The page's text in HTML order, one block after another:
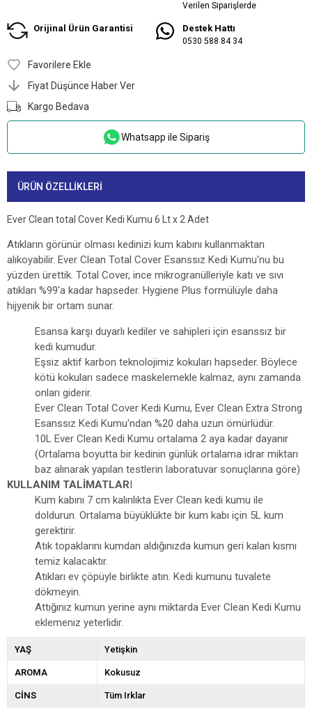
Verilen Siparişlerde
Orijinal Ürün Garantisi Destek Hattı
0530 588 84 34
Favorilere Ekle
Fiyat Düşünce Haber Ver
Kargo Bedava
Whatsapp ile Sipariş
ÜRÜN ÖZELLIKLERI
Ever Clean total Cover Kedi Kumu 6 Lt x 2 Adet
Atıkların görünür olması kedinizi kum kabını kullanmaktan
alıkoyabilir. Ever Clean Total Cover Esanssız Kedi Kumu'nu bu
yüzden ürettik. Total Cover, ince mikrogranülleriyle katı ve sıvı
atıkları %99'a kadar hapseder. Hygiene Plus formülüyle daha
hijyenik bir ortam sunar.
Esansa karşı duyarlı kediler ve sahipleri için esanssız bir
kedi kumudur.
Eşsiz aktif karbon teknolojimiz kokuları hapseder. Böylece
kötü kokuları sadece maskelemekle kalmaz, aynı zamanda
onları giderir.
Ever Clean Total Cover Kedi Kumu, Ever Clean Extra Strong
Esanssız Kedi Kumu'ndan %20 daha uzun ömürlüdür.
10L Ever Clean Kedi Kumu ortalama 2 aya kadar dayanır
(Ortalama boyutta bir kedinin günlük ortalama idrar miktarı
baz alınarak yapılan testlerin laboratuvar sonuçlarına göre)
KULLANIM TALİMATLARI
Kum kabını 7 cm kalınlıkta Ever Clean kedi kumu ile
doldurun. Ortalama büyüklükte bir kum kabı için 5L kum
gerektirir.
Atık topaklarını kumdan aldığınızda kumun geri kalan kısmı
temiz kalacaktır.
Atıkları ev çöpüyle birlikte atın. Kedi kumunu tuvalete
dökmeyin.
Attığınız kumun yerine aynı miktarda Ever Clean Kedi Kumu
eklemeniz yeterlidir.
YAŞ Yetişkin
AROMA Kokusuz
CİNS Tüm Irklar